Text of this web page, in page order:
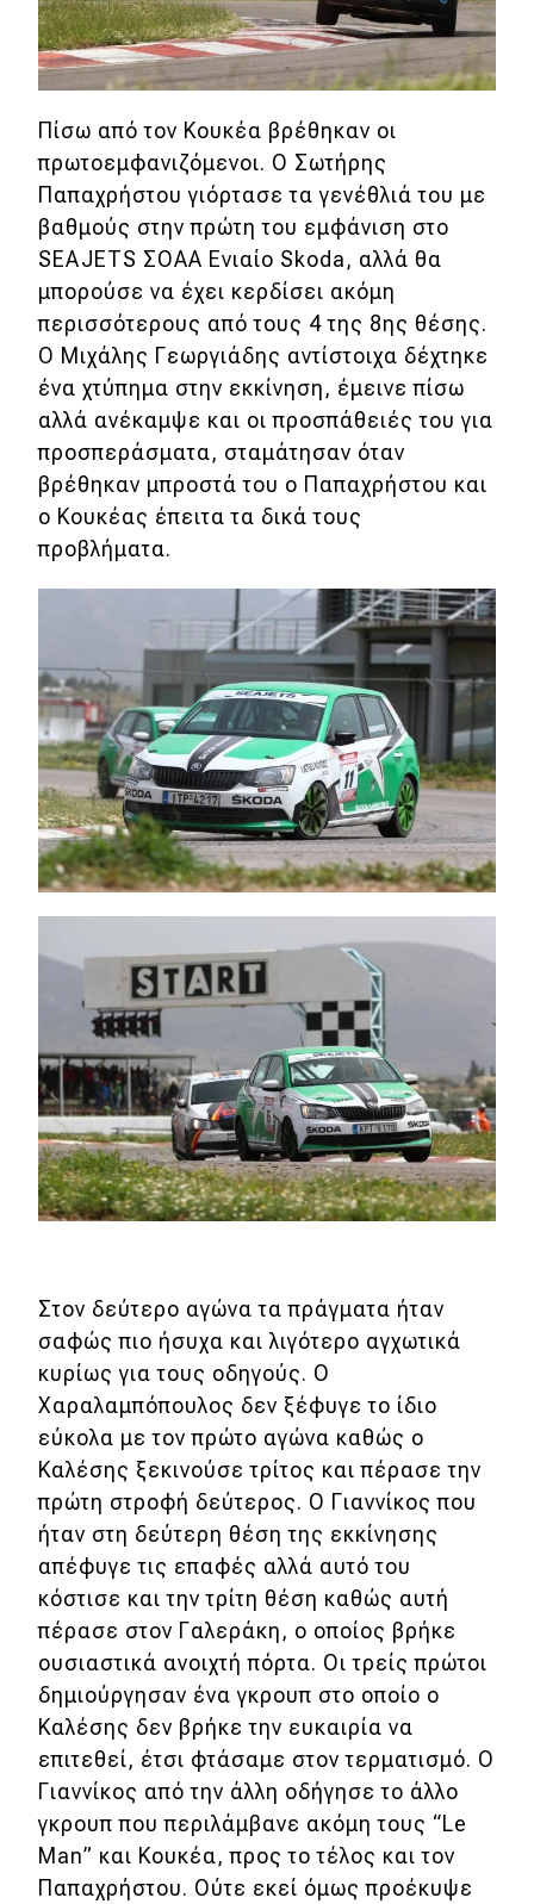
Πίσω από τον Κουκέα βρέθηκαν οι
πρωτοεμφανιζόμενοι. Ο Σωτήρης
Παπαχρήστου γιόρτασε τα γενέθλιά του με
βαθμούς στην πρώτη του εμφάνιση στο
SEAJETS ΣΟΑΑ Ενιαίο Skoda, αλλά θα
μπορούσε να έχει κερδίσει ακόμη
περισσότερους από τους 4 της 8ης θέσης.
Ο Μιχάλης Γεωργιάδης αντίστοιχα δέχτηκε
ένα χτύπημα στην εκκίνηση, έμεινε πίσω
αλλά ανέκαμψε και οι προσπάθειές του για
προσπεράσματα, σταμάτησαν όταν
βρέθηκαν μπροστά του ο Παπαχρήστου και
ο Κουκέας έπειτα τα δικά τους
προβλήματα.
Στον δεύτερο αγώνα τα πράγματα ήταν
σαφώς πιο ήσυχα και λιγότερο αγχωτικά
κυρίως για τους οδηγούς. Ο
Χαραλαμπόπουλος δεν ξέφυγε το ίδιο
εύκολα με τον πρώτο αγώνα καθώς ο
Καλέσης ξεκινούσε τρίτος και πέρασε την
πρώτη στροφή δεύτερος. Ο Γιαννίκος που
ήταν στη δεύτερη θέση της εκκίνησης
απέφυγε τις επαφές αλλά αυτό του
κόστισε και την τρίτη θέση καθώς αυτή
πέρασε στον Γαλεράκη, ο οποίος βρήκε
ουσιαστικά ανοιχτή πόρτα. Οι τρείς πρώτοι
δημιούργησαν ένα γκρουπ στο οποίο ο
Καλέσης δεν βρήκε την ευκαιρία να
επιτεθεί, έτσι φτάσαμε στον τερματισμό. Ο
Γιαννίκος από την άλλη οδήγησε το άλλο
γκρουπ που περιλάμβανε ακόμη τους “Le
Man” και Κουκέα, προς το τέλος και τον
Παπαχρήστου. Ούτε εκεί όμως προέκυψε